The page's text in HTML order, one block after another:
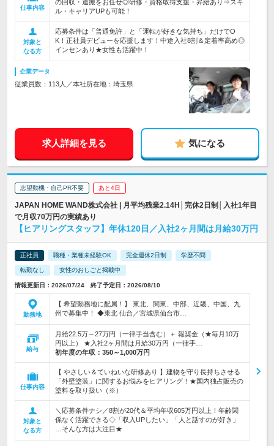
仕事内容
の回収・運搬をお任せ◎研修・資格取得支援・昇給あり⇒スキ
ル・キャリアUPも可能！
対象と
なる方
応募条件は「普通免許」と「運転が好きな気持ち」だけでO
K！正社員デビューを応援します！中途入社8割＆定着率高め◎
インセンあり★女性も活躍中！
企業データ
従業員数：113人／本社所在地：埼玉県
求人詳細を見る 気になる
志望動機・自己PR不要 あと4日
JAPAN HOME WAND株式会社 | 月平均残業2.14H│完休2日制│入社1年目
で月収70万円の実績あり
【ヒアリングスタッフ】年休120日／入社2ヶ月間は月給30万円
正社員 職種・業種未経験OK 完全週休2日制 学歴不問
転勤なし 女性のおしごと掲載中
情報更新日：2026/07/24 終了予定日：2026/08/10
勤務地
【 希望勤務地に配属！】 東北、関東、中部、近畿、中国、九
州で募集中！ ◆東北 仙台／宮城県仙台市…
給与
月給22.5万～27万円（一律手当含む）＋ 報奨金（★毎月10万
円以上） ★入社2ヶ月間は月給30万円（一律手…
初年度の年収： 350～1,000万円
仕事内容
【 やさしい＆ていねいな研修あり 】建物を守り長持ちさせる
「外壁塗装」に関するお悩みをヒアリング！★国内独占販売の
塗料を取り扱い（※）
対象と
なる方
＼応募条件ナシ／8割が20代＆平均年収605万円以上！年齢関
係なく活躍できる◇「収入UPしたい」「人と話すのが好き」
…そんな方は大注目★